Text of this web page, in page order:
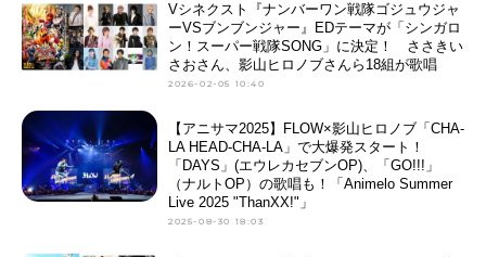
Vシネクスト『ナンバーワン戦隊ゴジュウジャ
ーVSブンブンジャー』EDテーマが「シンガロ
ン！スーパー戦隊SONG」に決定！ ささきい
さおさん、影山ヒロノブさんら18組が歌唱
2026-02-05 10:40
【アニサマ2025】FLOW×影山ヒロノブ「CHA-
LA HEAD-CHA-LA」で大爆発スタート！
「DAYS」(エウレカセブンOP)、「GO!!!」
（ナルトOP）の歌唱も！「Animelo Summer
Live 2025 "ThanXX!"」
2025-08-30 18:03